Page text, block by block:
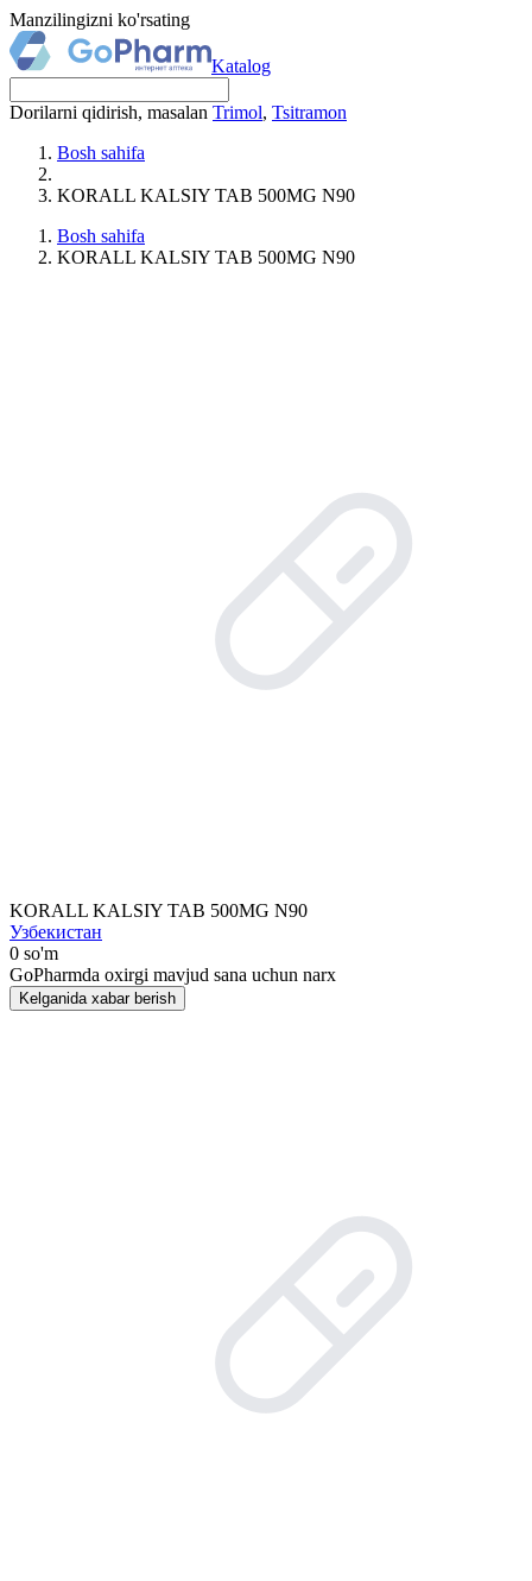
Manzilingizni ko'rsating
Katalog
Dorilarni qidirish, masalan Trimol, Tsitramon
Bosh sahifa
KORALL KALSIY TAB 500MG N90
Bosh sahifa
KORALL KALSIY TAB 500MG N90
KORALL KALSIY TAB 500MG N90
Узбекистан
0 so'm
GoPharmda oxirgi mavjud sana uchun narx
Kelganida xabar berish